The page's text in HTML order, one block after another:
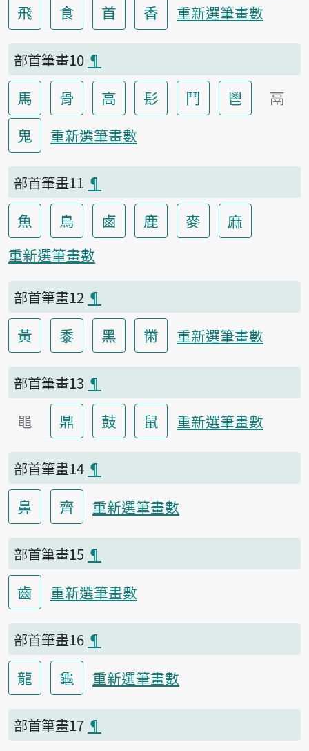
飛
食 首 香 重新選筆畫數
部首筆畫10 ¶
馬 骨 高 髟 鬥 鬯
鬲
鬼
重新選筆畫數
部首筆畫11 ¶
魚 鳥 鹵 鹿 麥 麻
重新選筆畫數
部首筆畫12 ¶
黃 黍 黑 黹 重新選筆畫數
部首筆畫13 ¶
黽 鼎 鼓 鼠 重新選筆畫數
部首筆畫14 ¶
鼻 齊 重新選筆畫數
部首筆畫15 ¶
齒 重新選筆畫數
部首筆畫16 ¶
龍 龜 重新選筆畫數
部首筆畫17 ¶